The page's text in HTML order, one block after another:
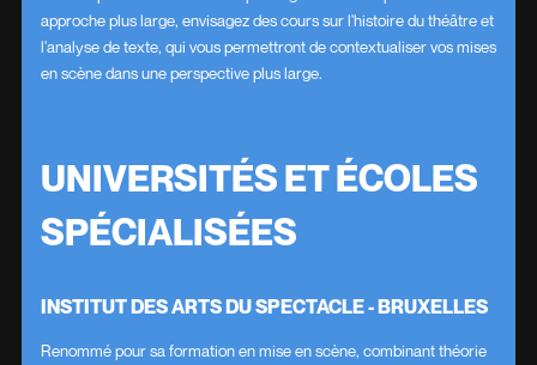
approche plus large, envisagez des cours sur l'histoire du théâtre et
l'analyse de texte, qui vous permettront de contextualiser vos mises
en scène dans une perspective plus large.
UNIVERSITÉS ET ÉCOLES
SPÉCIALISÉES
INSTITUT DES ARTS DU SPECTACLE - BRUXELLES
Renommé pour sa formation en mise en scène, combinant théorie